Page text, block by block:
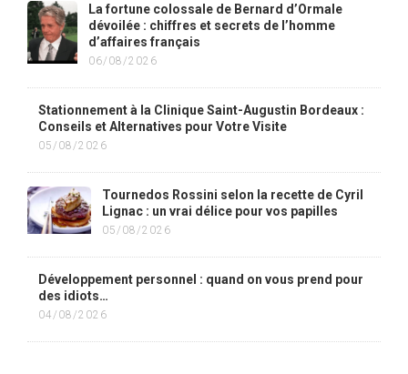
La fortune colossale de Bernard d’Ormale
dévoilée : chiffres et secrets de l’homme
d’affaires français
06/08/2026
Stationnement à la Clinique Saint-Augustin Bordeaux :
Conseils et Alternatives pour Votre Visite
05/08/2026
Tournedos Rossini selon la recette de Cyril
Lignac : un vrai délice pour vos papilles
05/08/2026
Développement personnel : quand on vous prend pour
des idiots…
04/08/2026